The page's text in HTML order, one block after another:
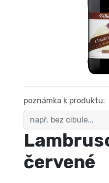
poznámka k produktu:
červené